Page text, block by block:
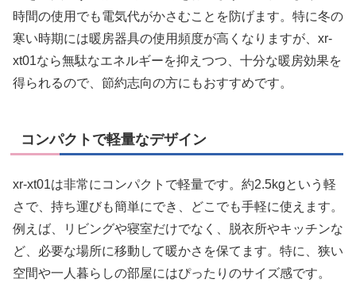
時間の使用でも電気代がかさむことを防げます。特に冬の
寒い時期には暖房器具の使用頻度が高くなりますが、xr-
xt01なら無駄なエネルギーを抑えつつ、十分な暖房効果を
得られるので、節約志向の方にもおすすめです。
コンパクトで軽量なデザイン
xr-xt01は非常にコンパクトで軽量です。約2.5kgという軽
さで、持ち運びも簡単にでき、どこでも手軽に使えます。
例えば、リビングや寝室だけでなく、脱衣所やキッチンな
ど、必要な場所に移動して暖かさを保てます。特に、狭い
空間や一人暮らしの部屋にはぴったりのサイズ感です。